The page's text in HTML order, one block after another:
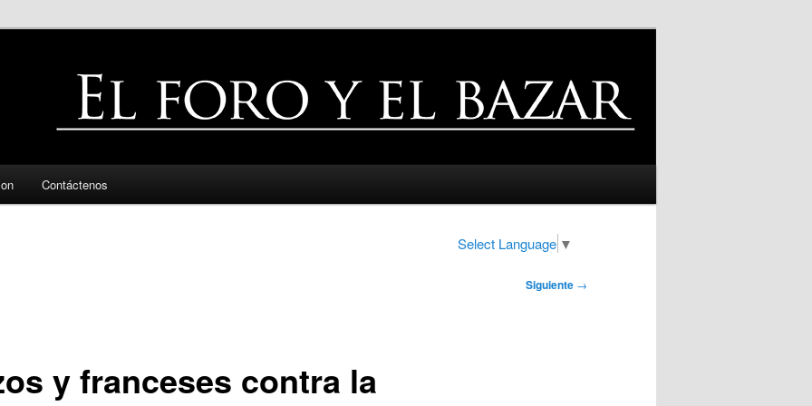
Contáctenos
Select Language ▼
Siguiente →
y franceses contra la